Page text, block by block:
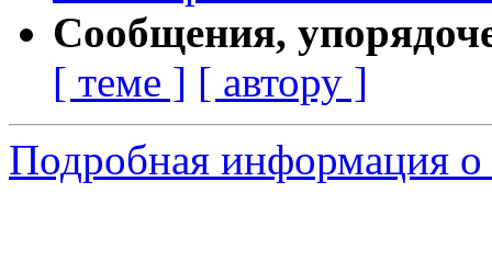
Сообщения,
[ теме ] [ автору ]
Подробная информация